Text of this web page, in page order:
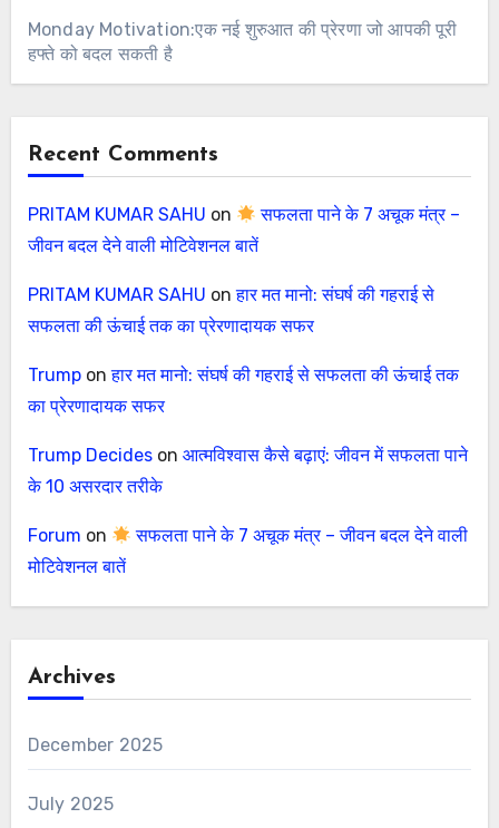
Monday Motivation:एक नई शुरुआत की प्रेरणा जो आपकी पूरी
हफ्ते को बदल सकती है
Recent Comments
PRITAM KUMAR SAHU on
सफलता पाने के 7 अचूक मंत्र –
जीवन बदल देने वाली मोटिवेशनल बातें
PRITAM KUMAR SAHU onहार मत मानो: संघर्ष की गहराई से
सफलता की ऊंचाई तक का प्रेरणादायक सफर
Trumponहार मत मानो: संघर्ष की गहराई से सफलता की ऊंचाई तक
का प्रेरणादायक सफर
Trump Decideson आत्मविश्वास कैसे बढ़ाएं: जीवन में सफलता पाने
के 10 असरदार तरीके
Forum on
सफलता पाने के 7 अचूक मंत्र – जीवन बदल देने वाली
मोटिवेशनल बातें
Archives
December 2025
July 2025